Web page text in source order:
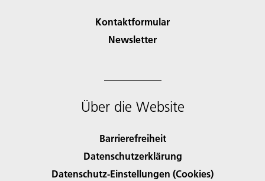
Kontaktformular
Newsletter
Über die Website
Barrierefreiheit
Datenschutzerklärung
Datenschutz-Einstellungen (Cookies)